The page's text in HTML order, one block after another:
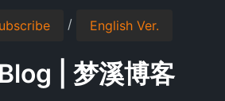
/ English Ver.
| 梦溪博客